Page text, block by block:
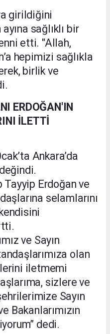
girildiğini
sağlıklı bir
etti. "Allah,
hepimizi sağlıkla
birlik ve
ERDOĞAN'IN
İLETTİ
Ankara’da
Tayyip Erdoğan ve
selamlarını
ve Sayın
olan
iletmemi
sizlere ve
Sayın
Bakanlarımızın
dedi.